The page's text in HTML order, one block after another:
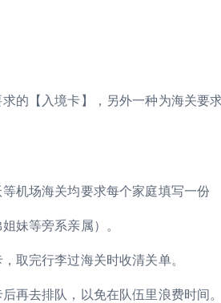
的【入境卡】，另外一种为海关要
机场海关均要求每个家庭填写一份
妹等旁系亲属）。
取完行李过海关时收清关单。
再去排队，以免在队伍里浪费时间。